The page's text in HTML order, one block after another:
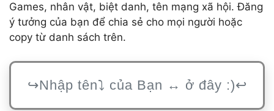
Games, nhân vật, biệt danh, tên mạng xã hội. Đăng
ý tưởng của bạn để chia sẻ cho mọi người hoặc
copy từ danh sách trên.